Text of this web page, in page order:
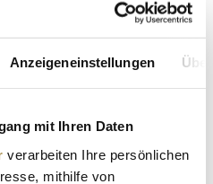
Anzeigeneinstellungen
mit Ihren Daten
verarbeiten Ihre persönlichen
mithilfe von